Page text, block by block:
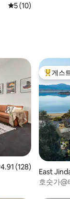
평점 5점(5점 만점),
5 (10)
4.91점(5점 만점),
4.91 (128)
상위 게
게스
East
호숫가@